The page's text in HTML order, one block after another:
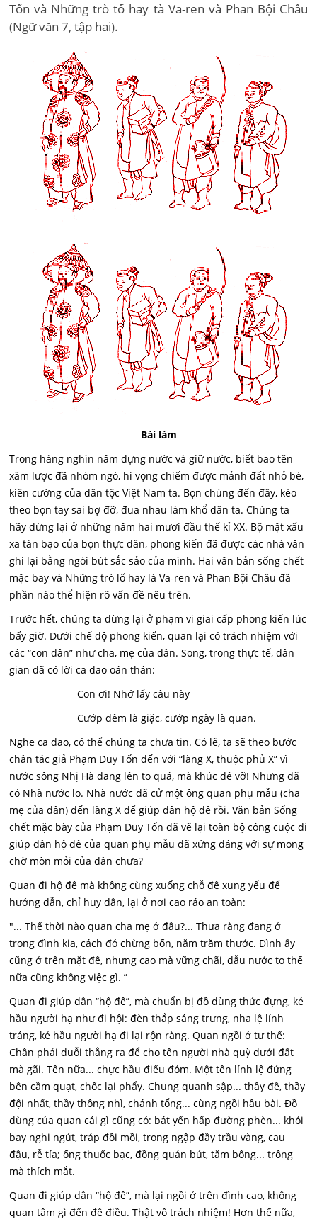
Tốn và Những trò tố hay tà Va-ren và Phan Bội Châu
(Ngữ văn 7, tập hai).
Bài làm
Trong hàng nghìn năm dựng nước và giữ nước, biết bao tên
xâm lược đã nhòm ngó, hi vọng chiếm được mảnh đất nhỏ bé,
kiên cường của dân tộc Việt Nam ta. Bọn chúng đến đây, kéo
theo bọn tay sai bợ đỡ, đua nhau làm khổ dân ta. Chúng ta
hãy dừng lại ở những năm hai mươi đầu thế kỉ XX. Bộ mặt xấu
xa tàn bạo của bọn thực dân, phong kiến đã được các nhà văn
ghi lại bằng ngòi bút sắc sảo của mình. Hai văn bản sống chết
mặc bay và Những trò lố hay là Va-ren và Phan Bội Châu đã
phần nào thể hiện rõ vấn đề nêu trên.
Trước hết, chúng ta dừng lại ở phạm vi giai cấp phong kiến lúc
bấy giờ. Dưới chế độ phong kiến, quan lại có trách nhiệm với
các “con dân” như cha, mẹ của dân. Song, trong thực tế, dân
gian đã có lời ca dao oán thán:
Con ơi! Nhớ lấy câu này
Cướp đêm là giặc, cướp ngày là quan.
Nghe ca dao, có thể chúng ta chưa tin. Có lẽ, ta sẽ theo bước
chân tác giả Phạm Duy Tốn đến với “làng X, thuộc phủ X” vì
nước sông Nhị Hà đang lên to quá, mà khúc đê vỡ! Nhưng đã
có Nhà nước lo. Nhà nước đã cử một ông quan phụ mẫu (cha
mẹ của dân) đến làng X để giúp dân hộ đê rồi. Văn bản Sống
chết mặc bày của Phạm Duy Tốn đã vẽ lại toàn bộ công cuộc đi
giúp dân hộ đê của quan phụ mẫu đã xứng đáng với sự mong
chờ mòn mỏi của dân chưa?
Quan đi hộ đê mà không cùng xuống chỗ đê xung yếu để
hướng dẫn, chỉ huy dân, lại ở nơi cao ráo an toàn:
"... Thế thời nào quan cha mẹ ở đâu?... Thưa ràng đang ở
trong đình kia, cách đó chừng bốn, năm trăm thước. Đình ấy
cũng ở trên mặt đê, nhưng cao mà vững chãi, dẫu nước to thế
nữa cũng không việc gì. ”
Quan đi giúp dân “hộ đê”, mà chuẩn bị đồ dùng thức đựng, kẻ
hầu người hạ như đi hội: đèn thắp sáng trưng, nha lệ lính
tráng, kẻ hầu người hạ đi lại rộn ràng. Quan ngồi ở tư thế:
Chân phải duỗi thẳng ra để cho tên người nhà quỳ dưới đất
mà gãi. Tên nữa... chực hầu điếu đóm. Một tên lính lệ đứng
bên cầm quạt, chốc lại phẩy. Chung quanh sập... thầy đề, thầy
đội nhất, thầy thông nhì, chánh tổng... cùng ngồi hầu bài. Đồ
dùng của quan cái gì cũng có: bát yến hấp đường phèn... khói
bay nghi ngút, tráp đồi mồi, trong ngập đầy trầu vàng, cau
đậu, rễ tía; ống thuốc bạc, đồng quản bút, tăm bông... trông
mà thích mắt.
Quan đi giúp dân “hộ đê”, mà lại ngồi ở trên đình cao, không
quan tâm gì đến đê điều. Thật vô trách nhiệm! Hơn thế nữa,